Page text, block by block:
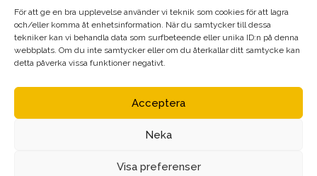
För att ge en bra upplevelse använder vi teknik som cookies för att lagra
och/eller komma åt enhetsinformation. När du samtycker till dessa
tekniker kan vi behandla data som surfbeteende eller unika ID:n på denna
webbplats. Om du inte samtycker eller om du återkallar ditt samtycke kan
detta påverka vissa funktioner negativt.
Acceptera
Neka
Visa preferenser
FÖLJ OSS PÅ
Agnetha Alenius Incorporated AB